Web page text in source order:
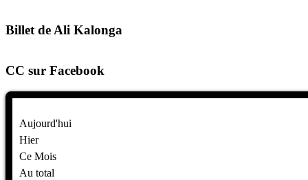
Billet de Ali Kalonga
CC sur Facebook
Aujourd'hui
Hier
Ce Mois
Au total